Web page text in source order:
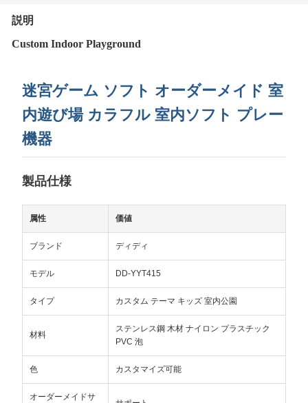
説明
Custom Indoor Playground
迷宮ゲーム ソフト オーダーメイド 室
内遊び場 カラフル 室内ソフト プレー
機器
製品仕様
属性 価値
ブランド ディディ
モデル DD-YYT415
タイプ カスタム テーマ キッズ 室内公園
材料
ステンレス鋼 木材 ナイロン プラスチック
PVC 泡
色 カスタマイズ可能
オーダーメイドサ